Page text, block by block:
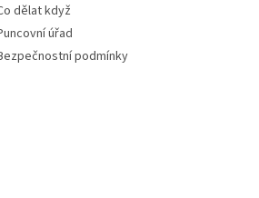
dělat když
úřad
podmínky